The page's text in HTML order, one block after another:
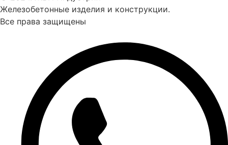
Железобетонные изделия и конструкции.
Все права защищены